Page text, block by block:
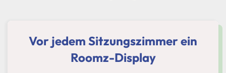
Vor jedem Sitzungszimmer ein
Roomz-Display